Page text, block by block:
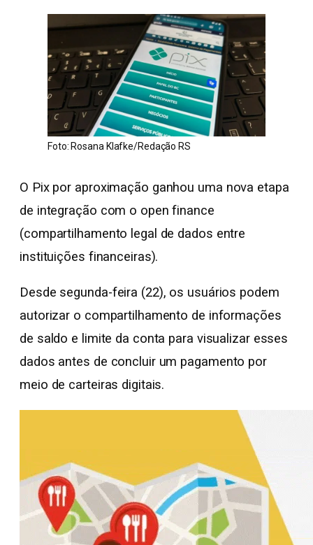
Foto: Rosana Klafke/Redação RS
O Pix por aproximação ganhou uma nova etapa
de integração com o open finance
(compartilhamento legal de dados entre
instituições financeiras).
Desde segunda-feira (22), os usuários podem
autorizar o compartilhamento de informações
de saldo e limite da conta para visualizar esses
dados antes de concluir um pagamento por
meio de carteiras digitais.